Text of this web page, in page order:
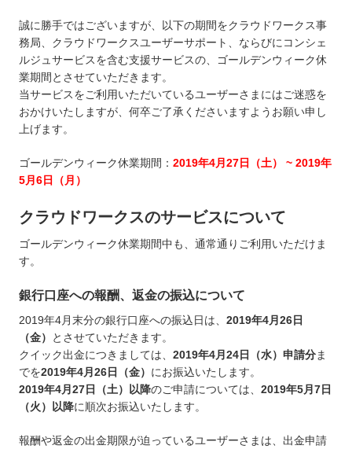
誠に勝手ではございますが、以下の期間をクラウドワークス事
務局、クラウドワークスユーザーサポート、ならびにコンシェ
ルジュサービスを含む支援サービスの、ゴールデンウィーク休
業期間とさせていただきます。
当サービスをご利用いただいているユーザーさまにはご迷惑を
おかけいたしますが、何卒ご了承くださいますようお願い申し
上げます。
ゴールデンウィーク休業期間： 2019年4月27日（土） ~ 2019年
5月6日（月）
クラウドワークスのサービスについて
ゴールデンウィーク休業期間中も、通常通りご利用いただけま
す。
銀行口座への報酬、返金の振込について
2019年4月末分の銀行口座への振込日は、 2019年4月26日
（金）
とさせていただきます。
クイック出金につきましては、 2019年4月24日（水）申請分ま
でを2019年4月26日（金） にお振込いたします。
2019年4月27日（土）以降のご申請については、 2019年5月7日
（火）以降に順次お振込いたします。
報酬や返金の出金期限が迫っているユーザーさまは、出金申請